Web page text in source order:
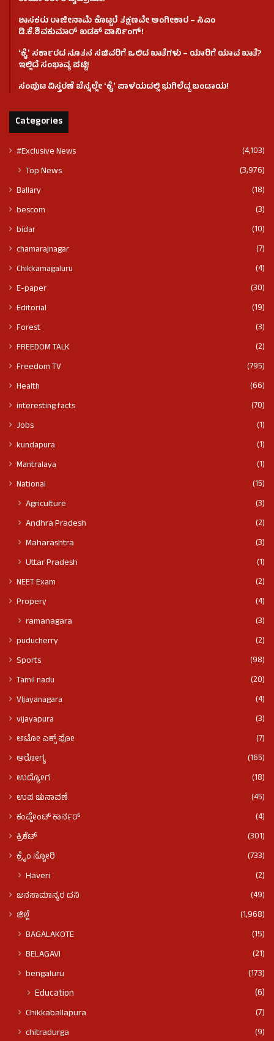
ಶಾಸಕರು ರಾಜೀನಾಮೆ ಕೊಟ್ಟರೆ ತಕ್ಷಣವೇ ಅಂಗೀಕಾರ – ಸಿಎಂ
ಡಿ.ಕೆ.ಶಿವಕುಮಾರ್ ಖಡಕ್ ವಾರ್ನಿಂಗ್!
ʻಕೈʼ ಸರ್ಕಾರದ ನೂತನ ಸಚಿವರಿಗೆ ಒಲಿದ ಖಾತೆಗಳು – ಯಾರಿಗೆ ಯಾವ ಖಾತೆ?
ಇಲ್ಲಿದೆ ಸಂಭಾವ್ಯ ಪಟ್ಟಿ!
ಸಂಪುಟ ವಿಸ್ತರಣೆ ಬೆನ್ನಲ್ಲೇ ʻಕೈʼ ಪಾಳಯದಲ್ಲಿ ಭುಗಿಲೆದ್ದ ಬಂಡಾಯ!
Categories
#Exclusive News (4,103)
Top News (3,976)
Ballary
(18)
bescom
(3)
bidar
(10)
chamarajnagar
(7)
Chikkamagaluru
(4)
E-paper
(30)
Editorial
(19)
Forest
(3)
FREEDOM TALK
(2)
Freedom TV
(795)
Health
(66)
interesting facts
(70)
Jobs
(1)
kundapura
(1)
Mantralaya
(1)
National
(15)
Agriculture
(3)
Andhra Pradesh
(2)
Maharashtra
(3)
Uttar Pradesh
(1)
NEET Exam
(2)
Propery
(4)
ramanagara (3)
puducherry
(2)
Sports
(98)
Tamil nadu
(20)
VIjayanagara
(4)
vijayapura
(3)
ಆಟೋ ಎಕ್ಸ್ ಪೋ
(7)
ಆರೋಗ್ಯ
(165)
ಉದ್ಯೋಗ
(18)
ಉಪ ಚುನಾವಣೆ
(45)
ಕಂಪ್ಲೇಂಟ್ ಕಾರ್ನರ್
(4)
ಕ್ರಿಕೆಟ್
(301)
ಕ್ರೈಂ ಸ್ಟೋರಿ
(733)
Haveri (2)
ಜನಸಾಮಾನ್ಯರ ದನಿ
(49)
ಜಿಲ್ಲೆ
(1,968)
BAGALAKOTE
(15)
BELAGAVI
(21)
bengaluru
(173)
Education (6)
Chikkaballapura
(7)
chitradurga
(9)